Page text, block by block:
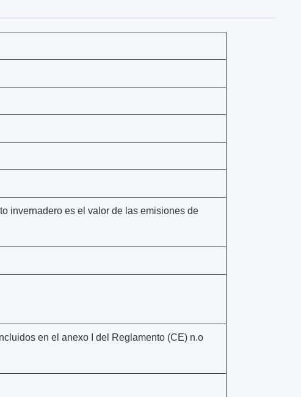
invernadero es el valor de las emisiones de
en el anexo I del Reglamento (CE) n.o